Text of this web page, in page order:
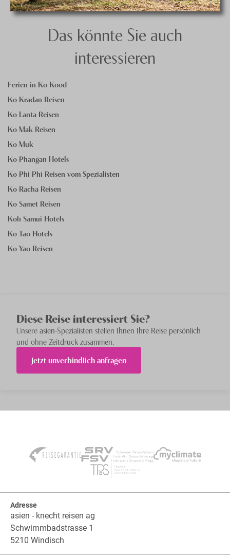
Das könnte Sie auch
interessieren
Ferien in Ko Kood
Ko Kradan Reisen
Ko Lanta Reisen
Ko Mak Reisen
Ko Muk
Ko Phangan Hotels
Ko Phi Phi Reisen vom Spezialisten
Ko Racha Reisen
Ko Samet Reisen
Koh Samui Hotels
Ko Tao Hotels
Ko Yao Reisen
Diese Reise interessiert Sie?
Unsereasien-Spezialisten stellen Ihnen Ihre Reise persönlich
und ohne Zeitdruck zusammen.
Jetzt unverbindlich anfragen
Adresse
asien - knecht reisen ag
Schwimmbadstrasse 1
5210 Windisch